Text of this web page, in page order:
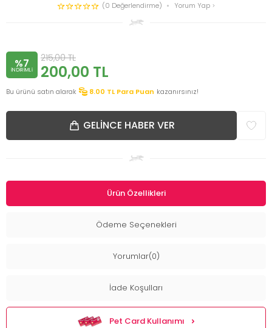
(0 Değerlendirme)
Yorum Yap
%7
INDIRIMLI
215,00TL
200,00 TL
Bu ürünü satın alarak 8.00 TL Para Puan kazanırsınız!
GELINCE HABER VER
Ürün Özellikleri
Ödeme Seçenekleri
Yorumlar(0)
İade Koşulları
Pet Card Kullanımı